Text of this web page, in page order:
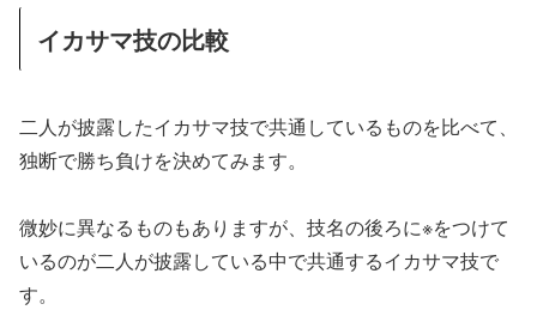
イカサマ技の比較
二人が披露したイカサマ技で共通しているものを比べて、
独断で勝ち負けを決めてみます。
微妙に異なるものもありますが、技名の後ろに※をつけて
いるのが二人が披露している中で共通するイカサマ技で
す。